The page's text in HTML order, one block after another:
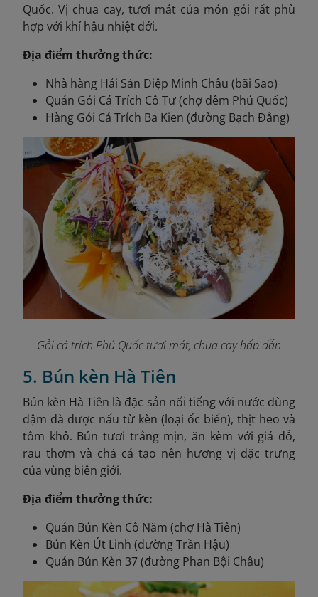
Quốc. Vị chua cay, tươi mát của món gỏi rất phù
hợp với khí hậu nhiệt đới.
Địa điểm thưởng thức:
Nhà hàng Hải Sản Diệp Minh Châu (bãi Sao)
Quán Gỏi Cá Trích Cô Tư (chợ đêm Phú Quốc)
Hàng Gỏi Cá Trích Ba Kien (đường Bạch Đằng)
Gỏi cá trích Phú Quốc tươi mát, chua cay hấp dẫn
5. Bún kèn Hà Tiên
Bún kèn Hà Tiên là đặc sản nổi tiếng với nước dùng
đậm đà được nấu từ kèn (loại ốc biển), thịt heo và
tôm khô. Bún tươi trắng mịn, ăn kèm với giá đỗ,
rau thơm và chả cá tạo nên hương vị đặc trưng
của vùng biên giới.
Địa điểm thưởng thức:
Quán Bún Kèn Cô Năm (chợ Hà Tiên)
Bún Kèn Út Linh (đường Trần Hậu)
Quán Bún Kèn 37 (đường Phan Bội Châu)